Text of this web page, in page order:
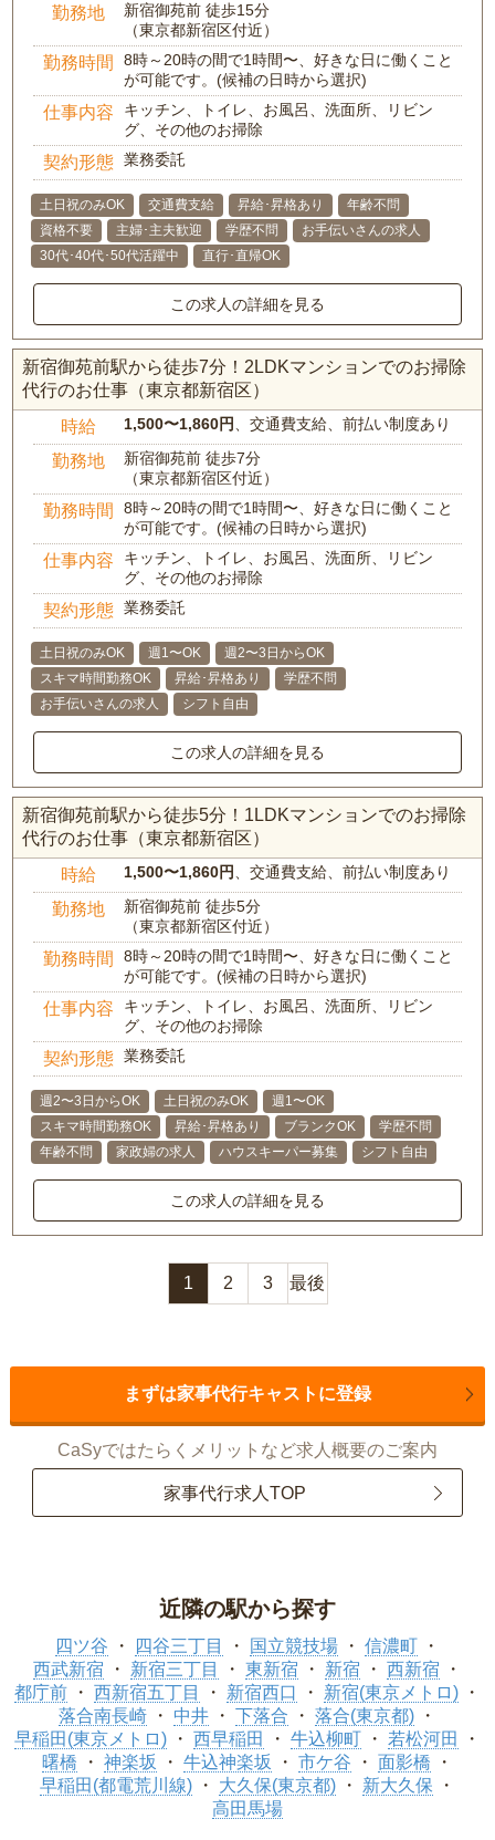
勤務地
新宿御苑前 徒歩15分
（東京都新宿区付近）
勤務時間
8時～20時の間で1時間〜、好きな日に働くこと
が可能です。(候補の日時から選択)
仕事内容
キッチン、トイレ、お風呂、洗面所、リビン
グ、その他のお掃除
契約形態 業務委託
土日祝のみOK 交通費支給 昇給･昇格あり
年齢不問
資格不要
主婦･主夫歓迎 学歴不問
お手伝いさんの求人
30代･40代･50代活躍中
直行･直帰OK
この求人の詳細を見る
新宿御苑前駅から徒歩7分！2LDKマンションでのお掃除
代行のお仕事（東京都新宿区）
時給 1,500〜1,860円、交通費支給、前払い制度あり
勤務地
新宿御苑前 徒歩7分
（東京都新宿区付近）
勤務時間
8時～20時の間で1時間〜、好きな日に働くこと
が可能です。(候補の日時から選択)
仕事内容
キッチン、トイレ、お風呂、洗面所、リビン
グ、その他のお掃除
契約形態 業務委託
土日祝のみOK 週1〜OK
週2〜3日からOK
スキマ時間勤務OK
昇給･昇格あり
学歴不問
お手伝いさんの求人
シフト自由
この求人の詳細を見る
新宿御苑前駅から徒歩5分！1LDKマンションでのお掃除
代行のお仕事（東京都新宿区）
時給 1,500〜1,860円、交通費支給、前払い制度あり
勤務地
新宿御苑前 徒歩5分
（東京都新宿区付近）
勤務時間
8時～20時の間で1時間〜、好きな日に働くこと
が可能です。(候補の日時から選択)
仕事内容
キッチン、トイレ、お風呂、洗面所、リビン
グ、その他のお掃除
契約形態 業務委託
週2〜3日からOK 土日祝のみOK
週1〜OK
スキマ時間勤務OK
昇給･昇格あり ブランクOK
学歴不問
年齢不問
家政婦の求人 ハウスキーパー募集 シフト自由
この求人の詳細を見る
1 2 3 最後
まずは家事代行キャストに登録
CaSyではたらくメリットなど求人概要のご案内
家事代行求人TOP
近隣の駅から探す
四ツ谷 四谷三丁目 国立競技場
信濃町
西武新宿
新宿三丁目 東新宿 新宿
西新宿
都庁前
西新宿五丁目 新宿西口
新宿(東京メトロ)
落合南長崎
中井 下落合
落合(東京都)
早稲田(東京メトロ)
西早稲田 牛込柳町
若松河田
曙橋
神楽坂 牛込神楽坂 市ケ谷
面影橋
早稲田(都電荒川線)
大久保(東京都)
新大久保
高田馬場